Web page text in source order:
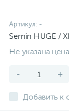
Артикул: -
Semin HUGE /
Не указана цена
- +
Добавить к